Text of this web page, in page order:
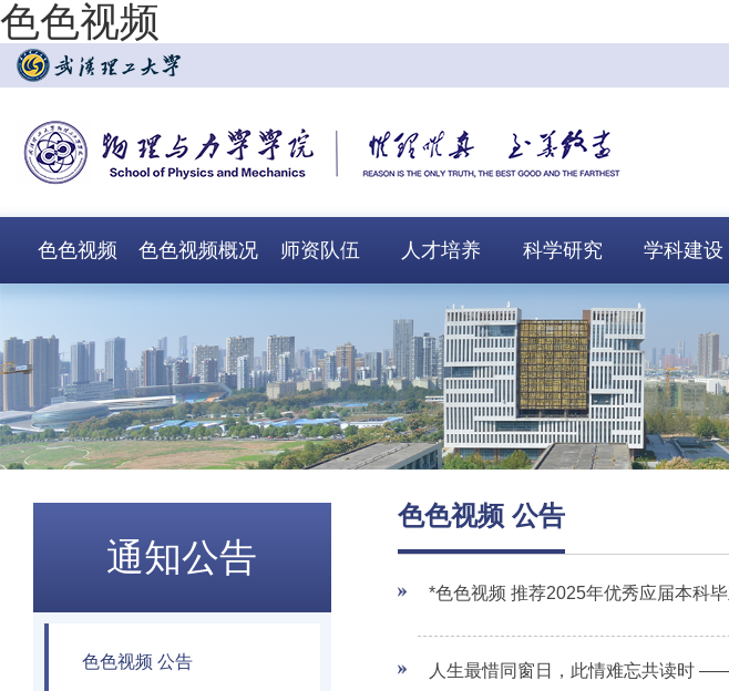
色色视频
色色视频 色色视频概况 师资队伍 人才培养 科学研究 学科建设
通知公告
色色视频 公告
色色视频 公告
*色色视频 推荐2025年优秀应届本科
人生最惜同窗日，此情难忘共读时